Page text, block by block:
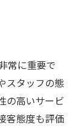
常に重要で
スタッフの態
の高いサービ
客態度も評価